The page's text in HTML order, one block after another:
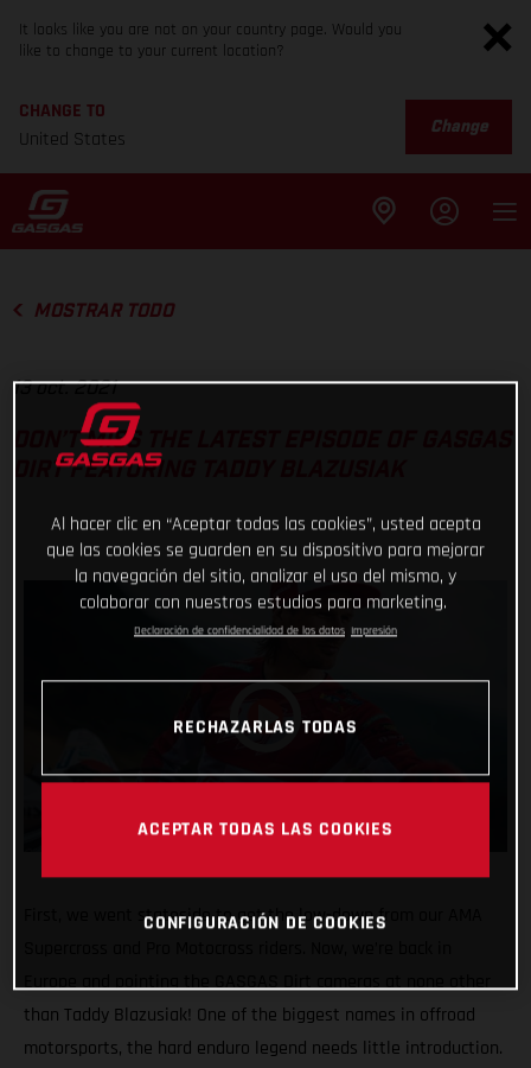
It looks like you are not on your country page. Would you
like to change to your current location?
CHANGE TO
United States
Change
MOSTRAR TODO
13 oct. 2021
DON’T MISS THE LATEST EPISODE OF GASGAS
DIRT FEATURING TADDY BLAZUSIAK
First, we went stateside to get the low-down from our AMA
Europe and pointing the GASGAS Dirt cameras at none other
than Taddy Blazusiak! One of the biggest names in offroad
motorsports, the hard enduro legend needs little introduction.
Al hacer clic en “Aceptar todas las cookies”, usted acepta
que las cookies se guarden en su dispositivo para mejorar
la navegación del sitio, analizar el uso del mismo, y
colaborar con nuestros estudios para marketing.
Declaración de confidencialidad de los datos Impresión
RECHAZARLAS TODAS
ACEPTAR TODAS LAS COOKIES
CONFIGURACIÓN DE COOKIES